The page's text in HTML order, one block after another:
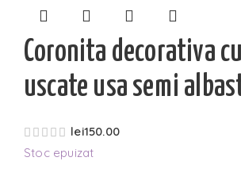
Coronita decorativa
uscate usa semi
lei150.00
Stoc epuizat